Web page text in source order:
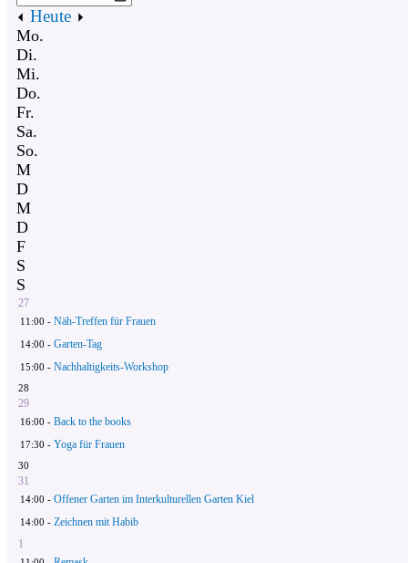
Heute
Mo.
Di.
Mi.
Do.
Fr.
Sa.
So.
M
D
M
D
F
S
S
27
11:00 - Näh-Treffen für Frauen
14:00 - Garten-Tag
15:00 - Nachhaltigkeits-Workshop
28
29
16:00 - Back to the books
17:30 - Yoga für Frauen
30
31
14:00 - Offener Garten im Interkulturellen Garten Kiel
14:00 - Zeichnen mit Habib
1